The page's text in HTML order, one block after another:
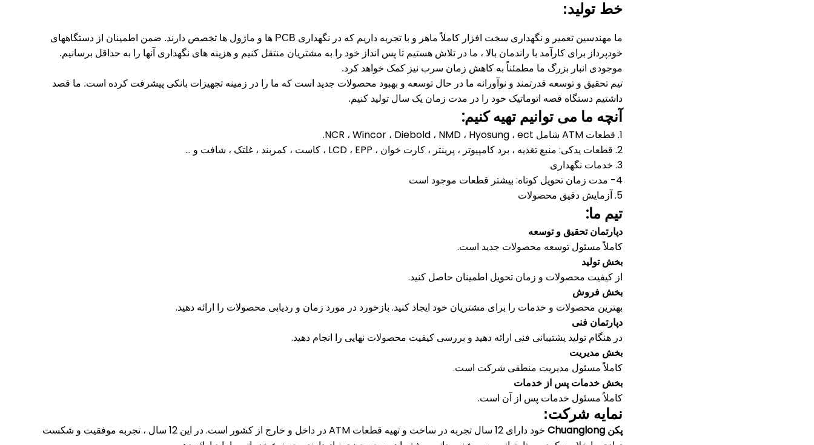
خط تولید:
ما مهندسین تعمیر و نگهداری سخت افزار کاملاً ماهر و با تجربه داریم که در نگهداری PCB ها و ماژول ها تخصص دارند.
ضمن اطمینان از دستگاههای
خودپرداز برای کارآمد با راندمان بالا ، ما در تلاش هستیم تا پس انداز خود را به مشتریان منتقل کنیم و هزینه های نگهداری آنها را به حداقل برسانیم.
موجودی انبار بزرگ ما مطمئناً به کاهش زمان سرب نیز کمک خواهد کرد.
تیم تحقیق و توسعه قدرتمند و نوآورانه ما در حال توسعه و بهبود محصولات جدید است که ما را در زمینه تجهیزات بانکی پیشرفت کرده است. ما قصد
داشتیم دستگاه قصه اتوماتیک خود را در مدت زمان یک سال تولید کنیم.
آنچه ما می توانیم تهیه کنیم:
1. قطعات ATM شامل NCR ، Wincor ، Diebold ، NMD ، Hyosung ، ect.
2. قطعات یدکی: منبع تغذیه ، برد کامپیوتر ، پرینتر ، کارت خوان ، LCD ، EPP ، کاست ، کمربند ، غلتک ، شافت و ...
3. خدمات نگهداری
4- مدت زمان تحویل کوتاه: بیشتر قطعات موجود است
5. آزمایش دقیق محصولات
تیم ما:
دپارتمان تحقیق و توسعه
کاملاً مسئول توسعه محصولات جدید است.
بخش تولید
از کیفیت محصولات و زمان تحویل اطمینان حاصل کنید.
بخش فروش
بهترین محصولات و خدمات را برای مشتریان خود ایجاد کنید. بازخورد در مورد زمان و ردیابی محصولات را ارائه دهید.
دپارتمان فنی
در هنگام تولید پشتیبانی فنی ارائه دهید و بررسی کیفیت محصولات نهایی را انجام دهید.
بخش مدیریت
کاملاً مسئول مدیریت منطقی شرکت است.
بخش خدمات پس از خدمات
کاملاً مسئول خدمات پس از آن است.
نمایه شرکت:
پکن Chuanglong خود دارای 12 سال تجربه در ساخت و تهیه قطعات ATM در داخل و خارج از کشور است.
در این 12 سال ، تجربه موفقیت و شکست